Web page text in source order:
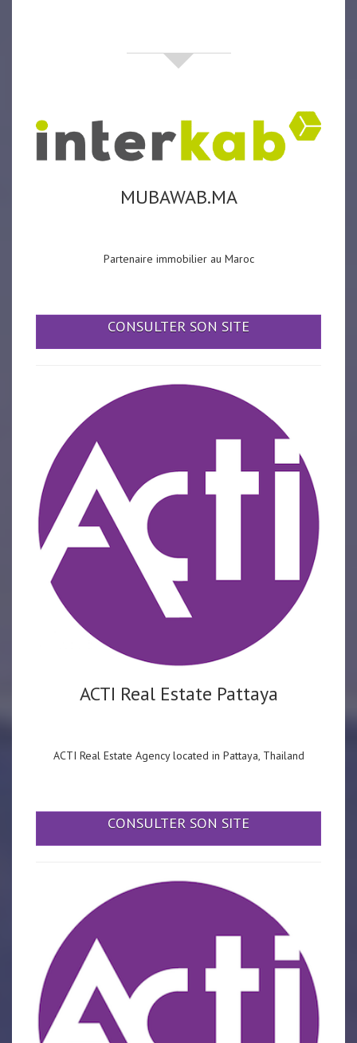
MUBAWAB.MA
Partenaire immobilier au Maroc
CONSULTER SON SITE
ACTI Real Estate Pattaya
ACTI Real Estate Agency located in Pattaya, Thailand
CONSULTER SON SITE